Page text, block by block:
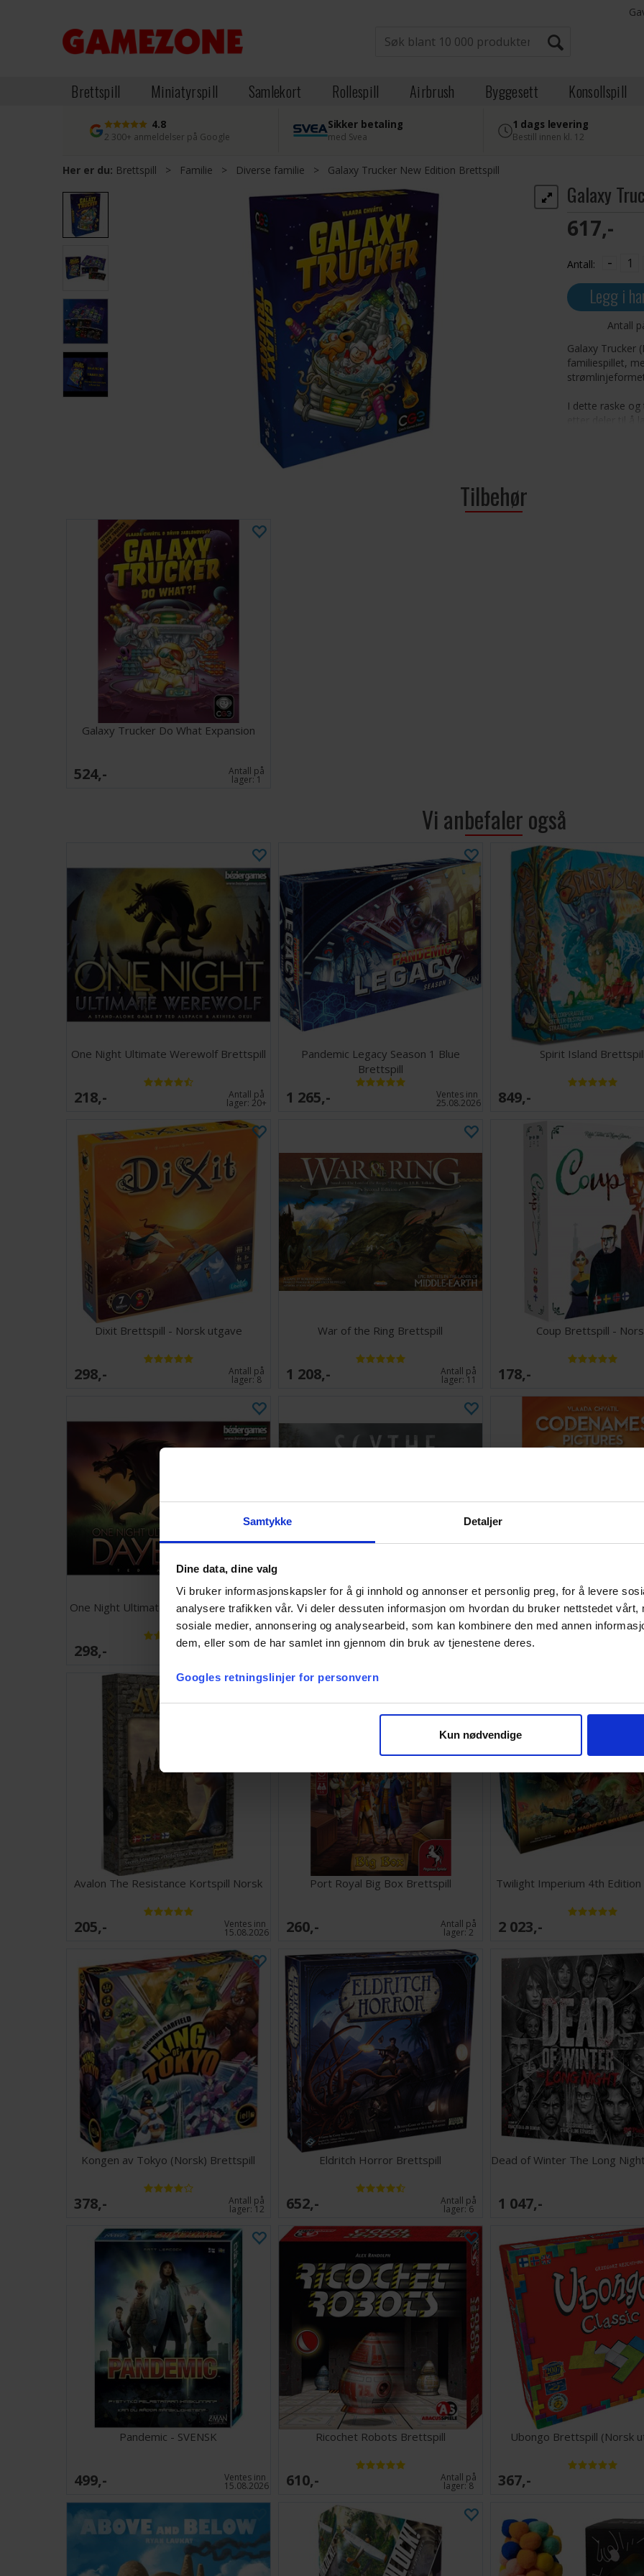
Samtykke Detaljer
Dine data, dine valg
Vi bruker informasjonskapsler for å gi innhold og annonser et personlig preg, for å levere
analysere trafikken vår. Vi deler dessuten informasjon om hvordan du bruker nettstedet vårt,
sosiale medier, annonsering og analysearbeid, som kan kombinere den med annen
dem, eller som de har samlet inn gjennom din bruk av tjenestene deres.
Googles retningslinjer for personvern
Kun nødvendige
Brettspill Miniatyrspill Samlekort Rollespill Airbrush Byggesett Konsollspill
4.8
2 300+ anmeldelser på Google
Sikker betaling
med Svea
1 dags levering
Bestill innen kl. 12
Her er du: Brettspill > Familie > Diverse familie > Galaxy Trucker New Edition Brettspill
Galaxy
617,-
Antall: -
Legg i
Antall
Galaxy Trucker
familiespillet,
I dette raske
etter deler til å
sendt ut i
Tilbehør
Galaxy Trucker Do What Expansion
524,- Antall på
lager:1
Vi anbefaler også
One Night Ultimate Werewolf Brettspill
218,- Antall på
lager:20+
Pandemic Legacy Season 1 Blue
Brettspill
1 265,- Ventes inn
25.08.2026
Spirit Island Brettspill
849,-
Dixit Brettspill - Norsk utgave
298,- Antall på
lager:8
War of the Ring Brettspill
1 208,- Antall på
lager: 11
Coup Brettspill -
178,-
One Night Ultimate Werewolf Daybreak
Exp
298,- Antall på
Scythe Brettspill
768,- Antall på
Codenames Pictures
ENGELSK
223,-
Avalon The Resistance Kortspill Norsk
205,- Ventes inn
15.08.2026
Port Royal Big Box Brettspill
260,- Antall på
lager:2
Twilight Imperium 4th
2 023,-
Kongen av Tokyo (Norsk) Brettspill
378,- Antall på
lager: 12
Eldritch Horror Brettspill
652,- Antall på
lager:6
Dead of Winter The Long
1 047,-
Pandemic - SVENSK
499,- Ventes inn
15.08.2026
Ricochet Robots Brettspill
610,- Antall på
lager:8
Ubongo Brettspill (Norsk
367,-